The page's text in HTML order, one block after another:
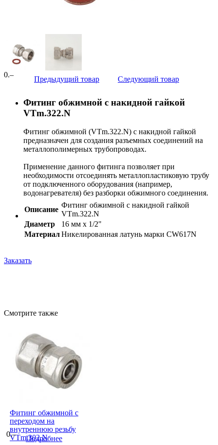
Предыдущий товар Следующий товар
0.–
Фитинг обжимной с накидной гайкой
VTm.322.N
Фитинг обжимной (VTm.322.N) с накидной гайкой
предназначен для создания разъемных соединений на
металлополимерных трубопроводах.
Применение данного фитинга позволяет при
необходимости отсоединять металлопластиковую трубу
от подключенного оборудования (например,
водонагревателя) без разборки обжимного соединения.
Описание
Фитинг обжимной с накидной гайкой
VTm.322.N
Диаметр
16 мм х 1/2"
МатериалНикелированная латунь марки CW617N
Заказать
Смотрите также
Фитинг обжимной с
переходом на
внутреннюю резьбу
VTm.302.N
0.–
Подробнее